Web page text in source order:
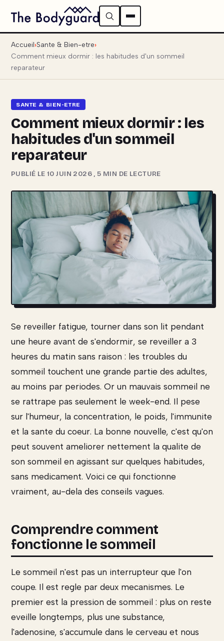
Accueil Sante & Bien-etre
Comment mieux dormir : les habitudes d'un sommeil
reparateur
SANTE & BIEN-ETRE
Comment mieux dormir : les
habitudes d'un sommeil
reparateur
PUBLIÉ LE 10 JUIN 2026 , 5 MIN DE LECTURE
Se reveiller fatigue, tourner dans son lit pendant
une heure avant de s'endormir, se reveiller a 3
heures du matin sans raison : les troubles du
sommeil touchent une grande partie des adultes,
au moins par periodes. Or un mauvais sommeil ne
se rattrape pas seulement le week-end. Il pese
sur l'humeur, la concentration, le poids, l'immunite
et la sante du coeur. La bonne nouvelle, c'est qu'on
peut souvent ameliorer nettement la qualite de
son sommeil en agissant sur quelques habitudes,
sans medicament. Voici ce qui fonctionne
vraiment, au-dela des conseils vagues.
Comprendre comment
fonctionne le sommeil
Le sommeil n'est pas un interrupteur que l'on
coupe. Il est regle par deux mecanismes. Le
premier est la pression de sommeil : plus on reste
eveille longtemps, plus une substance,
l'adenosine, s'accumule dans le cerveau et nous